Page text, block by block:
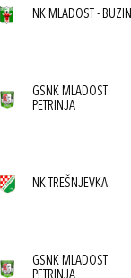
NK MLADOST - BUZIN
GSNK MLADOST
PETRINJA
NK TREŠNJEVKA
GSNK MLADOST